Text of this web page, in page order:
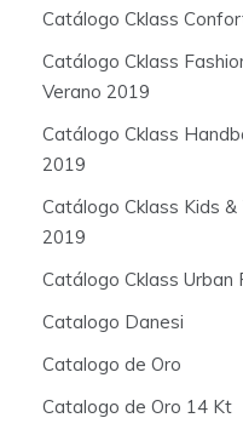
Catálogo Cklass
Catálogo Cklass
Verano 2019
Catálogo Cklass
2019
Catálogo Cklass Kids
2019
Catálogo Cklass Urban
Catalogo Danesi
Catalogo de Oro
Catalogo de Oro 14 Kt